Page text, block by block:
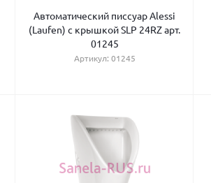
Автоматический писсуар Alessi
(Laufen) с крышкой SLP 24RZ арт.
01245
Артикул: 01245